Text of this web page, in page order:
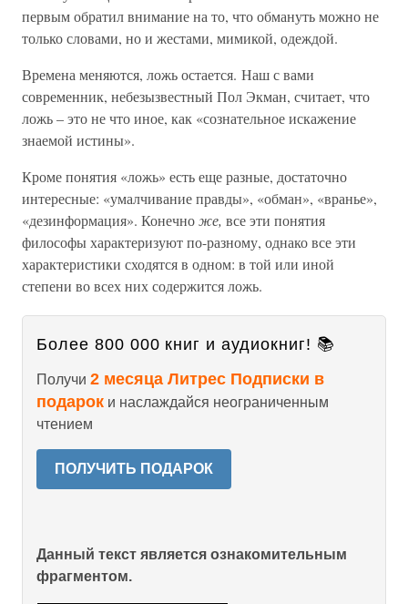
первым обратил внимание на то, что обмануть можно не
только словами, но и жестами, мимикой, одеждой.
Времена меняются, ложь остается. Наш с вами
современник, небезызвестный Пол Экман, считает, что
ложь – это не что иное, как «сознательное искажение
знаемой истины».
Кроме понятия «ложь» есть еще разные, достаточно
интересные: «умалчивание правды», «обман», «вранье»,
«дезинформация». Конечноже, все эти понятия
философы характеризуют по-разному, однако все эти
характеристики сходятся в одном: в той или иной
степени во всех них содержится ложь.
Более 800 000 книг и аудиокниг! 📚
Получи 2 месяца Литрес Подписки в
подарок и наслаждайся неограниченным
чтением
ПОЛУЧИТЬ ПОДАРОК
Данный текст является ознакомительным
фрагментом.